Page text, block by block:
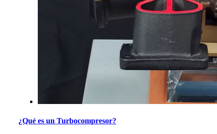
¿Qué es un Turbocompresor?